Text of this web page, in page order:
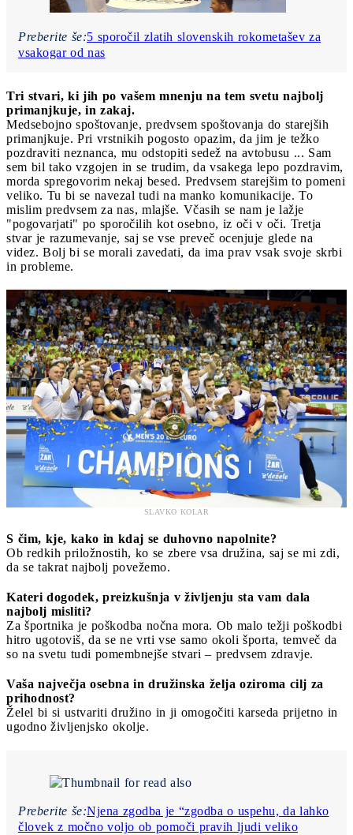
Preberite še:5 sporočil zlatih slovenskih rokometašev za
vsakogar od nas
Tri stvari, ki jih po vašem mnenju na tem svetu najbolj
primanjkuje, in zakaj.
Medsebojno spoštovanje, predvsem spoštovanja do starejših
primanjkuje. Pri vrstnikih pogosto opazim, da jim je težko
pozdraviti neznanca, mu odstopiti sedež na avtobusu ... Sam
sem bil tako vzgojen in se trudim, da vsakega lepo pozdravim,
morda spregovorim nekaj besed. Predvsem starejšim to pomeni
veliko. Tu bi se navezal tudi na manko komunikacije. To
mislim predvsem za nas, mlajše. Včasih se nam je lažje
"pogovarjati" po sporočilih kot osebno, iz oči v oči. Tretja
stvar je razumevanje, saj se vse preveč ocenjuje glede na
videz. Bolj bi se morali zavedati, da ima prav vsak svoje skrbi
in probleme.
SLAVKO KOLAR
S čim, kje, kako in kdaj se duhovno napolnite?
Ob redkih priložnostih, ko se zbere vsa družina, saj se mi zdi,
da se takrat najbolj povežemo.
Kateri dogodek, preizkušnja v življenju sta vam dala
najbolj misliti?
Za športnika je poškodba nočna mora. Ob malo težji poškodbi
hitro ugotoviš, da se ne vrti vse samo okoli športa, temveč da
so na svetu tudi pomembnejše stvari – predvsem zdravje.
Vaša največja osebna in družinska želja oziroma cilj za
prihodnost?
Želel bi si ustvariti družino in ji omogočiti karseda prijetno in
ugodno življenjsko okolje.
Preberite še:Njena zgodba je “zgodba o uspehu, da lahko
človek z močno voljo ob pomoči pravih ljudi veliko